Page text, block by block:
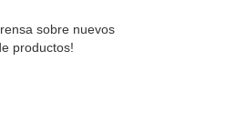
sobre nuevos
productos!